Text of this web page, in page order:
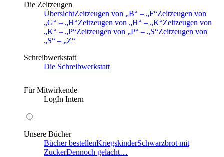
Die Zeitzeugen
ÜbersichtZeitzeugen von B – F Zeitzeugen von
G
– H Zeitzeugen von H – K Zeitzeugen von
K
– P Zeitzeugen von P – S Zeitzeugen von
S
–
Z
Schreibwerkstatt
Die Schreibwerkstatt
Für Mitwirkende
LogIn Intern
Unsere Bücher
Bücher bestellenKriegskinderSchwarzbrot mit
ZuckerDennoch gelacht…